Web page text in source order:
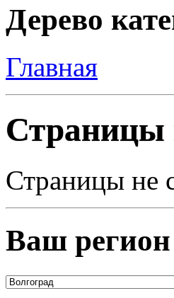
Дерево
Главная
Страницы
Страницы не
Ваш регион